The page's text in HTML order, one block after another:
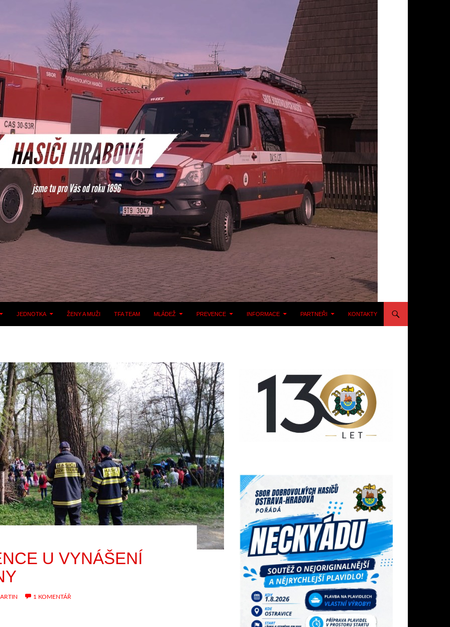
JEDNOTKA ŽENY A MUŽI TFA TEAM MLÁDEŽ PREVENCE INFORMACE PARTNEŘI KONTAKTY
U VYNÁŠENÍ
1 KOMENTÁŘ